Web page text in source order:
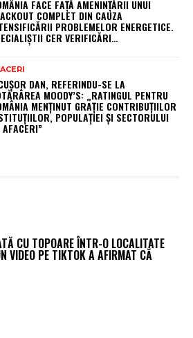
FACE FAȚĂ AMENINȚĂRII UNUI
COMPLET DIN CAUZA
PROBLEMELOR ENERGETICE.
CER VERIFICĂRI…
DAN, REFERINDU-SE LA
MOODY’S: „RATINGUL PENTRU
MENȚINUT GRAȚIE CONTRIBUȚIILOR
POPULAȚIEI ȘI SECTORULUI
AFACERI”
CU TOPOARE ÎNTR-O LOCALITATE
VIDEO PE TIKTOK A AFIRMAT CĂ